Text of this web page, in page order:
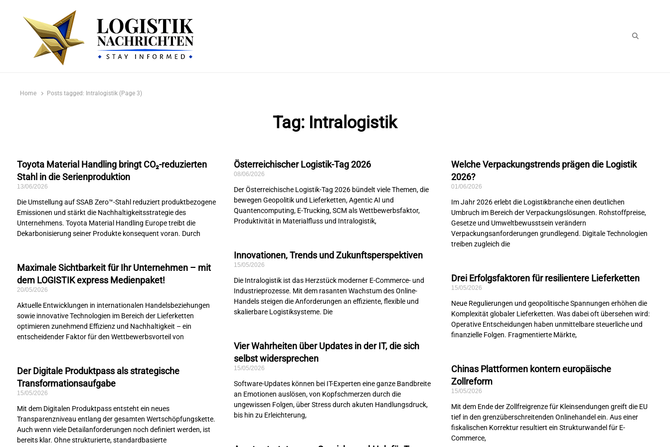
Home Posts tagged: Intralogistik (Page 3)
Tag: Intralogistik
Toyota Material Handling bringt CO₂-reduzierten
Stahl in die Serienproduktion
13/06/2026
Die Umstellung auf SSAB Zero™-Stahl reduziert produktbezogene
Emissionen und stärkt die Nachhaltigkeitsstrategie des
Unternehmens. Toyota Material Handling Europe treibt die
Dekarbonisierung seiner Produkte konsequent voran. Durch
Österreichischer Logistik-Tag 2026
08/06/2026
Der Österreichische Logistik-Tag 2026 bündelt viele Themen, die
bewegen Geopolitik und Lieferketten, Agentic AI und
Quantencomputing, E-Trucking, SCM als Wettbewerbsfaktor,
Produktivität in Materialfluss und Intralogistik,
Welche Verpackungstrends prägen die Logistik
2026?
01/06/2026
Im Jahr 2026 erlebt die Logistikbranche einen deutlichen
Umbruch im Bereich der Verpackungslösungen. Rohstoffpreise,
Gesetze und Umweltbewusstsein verändern
Verpackungsanforderungen grundlegend. Digitale Technologien
treiben zugleich die
Maximale Sichtbarkeit für Ihr Unternehmen – mit
dem LOGISTIK express Medienpaket!
20/05/2026
Aktuelle Entwicklungen in internationalen Handelsbeziehungen
sowie innovative Technologien im Bereich der Lieferketten
optimieren zunehmend Effizienz und Nachhaltigkeit – ein
entscheidender Faktor für den Wettbewerbsvorteil von
Innovationen, Trends und Zukunftsperspektiven
15/05/2026
Die Intralogistik ist das Herzstück moderner E-Commerce- und
Industrieprozesse. Mit dem rasanten Wachstum des Online-
Handels steigen die Anforderungen an effiziente, flexible und
skalierbare Logistiksysteme. Die
Drei Erfolgsfaktoren für resilientere Lieferketten
15/05/2026
Neue Regulierungen und geopolitische Spannungen erhöhen die
Komplexität globaler Lieferketten. Was dabei oft übersehen wird:
Operative Entscheidungen haben unmittelbare steuerliche und
finanzielle Folgen. Fragmentierte Märkte,
Der Digitale Produktpass als strategische
Transformationsaufgabe
15/05/2026
Mit dem Digitalen Produktpass entsteht ein neues
Transparenzniveau entlang der gesamten Wertschöpfungskette.
Auch wenn viele Detailanforderungen noch definiert werden, ist
bereits klar. Ohne strukturierte, standardbasierte
Vier Wahrheiten über Updates in der IT, die sich
selbst widersprechen
15/05/2026
Software-Updates können bei IT-Experten eine ganze Bandbreite
an Emotionen auslösen, von Kopfschmerzen durch die
ungewissen Folgen, über Stress durch akuten Handlungsdruck,
bis hin zu Erleichterung,
Chinas Plattformen kontern europäische
Zollreform
15/05/2026
Mit dem Ende der Zollfreigrenze für Kleinsendungen greift die EU
tief in den grenzüberschreitenden Onlinehandel ein. Aus einer
fiskalischen Korrektur resultiert ein Strukturwandel für E-
Commerce,